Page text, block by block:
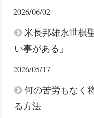
2026/06/02
米長邦雄永世棋
い事がある」
2026/05/17
何の苦労もなく
る方法